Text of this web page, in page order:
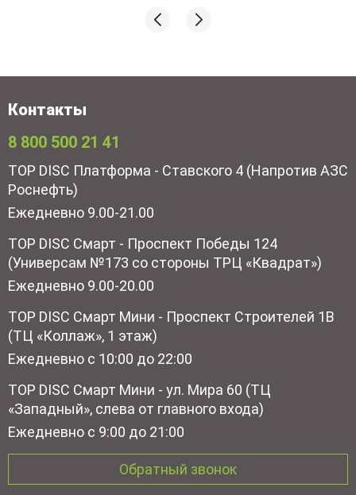
Контакты
8 800 500 21 41
TOP DISC Платформа - Ставского 4 (Напротив АЗС
Роснефть)
Ежедневно 9.00-21.00
TOP DISC Смарт - Проспект Победы 124
(Универсам №173 со стороны ТРЦ «Квадрат»)
Ежедневно 9.00-20.00
TOP DISC Смарт Мини - Проспект Строителей 1В
(ТЦ «Коллаж», 1 этаж)
Ежедневно с 10:00 до 22:00
TOP DISC Смарт Мини - ул. Мира 60 (ТЦ
«Западный», слева от главного входа)
Ежедневно с 9:00 до 21:00
Обратный звонок